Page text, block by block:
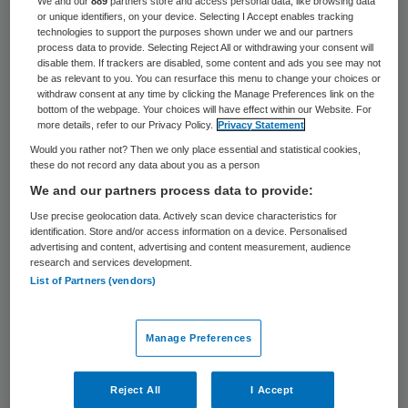
Desiree Sollewijn Gelpke start per 1 mei als
lid van de raad van bestuur van HWW Zorg
in Den Haag. Zij gaat samen met Bert
Deitmers een collegiaal bestuur vormen, zo
heeft de zorgorganisatie bekendgemaakt.
in de VVT-sector, schrijft HWW Zorg.
Momenteel zit ze in de raad van bestuur
van deSwinhove Groep
organisatie die diensten verleent op het
gebied van wonen, welzijn en zorg aan
senioren. Eerder was ze actief bij
ondermeer PwC, Verenigde Amstelhuizen
en woningcorporatie De Dageraad.
or unique identifiers, on your device. Selecting I Accept enables tracking
technologies to support the purposes shown under we and our partners
process data to provide. Selecting Reject All or withdrawing your consent will
disable them. If trackers are disabled, some content and ads you see may not
be as relevant to you. You can resurface this menu to change your choices or
withdraw consent at any time by clicking the Manage Preferences link on the
bottom of the webpage. Your choices will have effect within our Website. For
more details, refer to our Privacy Policy.
Privacy Statement
Would you rather not? Then we only place essential and statistical cookies,
these do not record any data about you as a person
We and our partners process data to provide:
Use precise geolocation data. Actively scan device characteristics for
identification. Store and/or access information on a device. Personalised
advertising and content, advertising and content measurement, audience
research and services development.
List of Partners (vendors)
Manage Preferences
Reject All I Accept